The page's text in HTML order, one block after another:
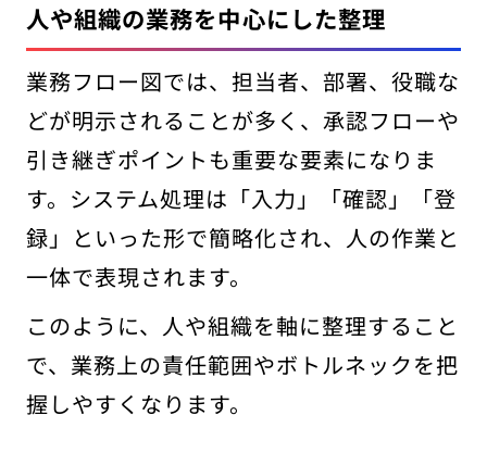
人や組織の業務を中心にした整理
業務フロー図では、担当者、部署、役職な
どが明示されることが多く、承認フローや
引き継ぎポイントも重要な要素になりま
す。システム処理は「入力」「確認」「登
録」といった形で簡略化され、人の作業と
一体で表現されます。
このように、人や組織を軸に整理すること
で、業務上の責任範囲やボトルネックを把
握しやすくなります。